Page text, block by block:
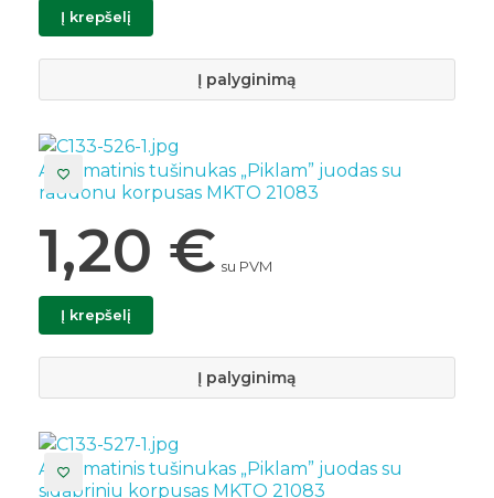
Į krepšelį
Į palyginimą
Automatinis tušinukas „Piklam” juodas su
raudonu korpusas MKTO 21083
1,20 € su PVM
Į krepšelį
Į palyginimą
Automatinis tušinukas „Piklam” juodas su
sidabriniu korpusas MKTO 21083